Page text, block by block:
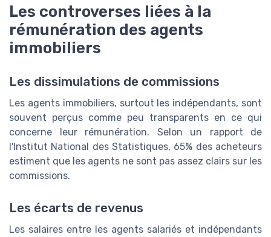
Les controverses liées à la
rémunération des agents
immobiliers
Les dissimulations de commissions
Les agents immobiliers, surtout les indépendants, sont
souvent perçus comme peu transparents en ce qui
concerne leur rémunération. Selon un rapport de
l'Institut National des Statistiques, 65% des acheteurs
estiment que les agents ne sont pas assez clairs sur les
commissions.
Les écarts de revenus
Les salaires entre les agents salariés et indépendants